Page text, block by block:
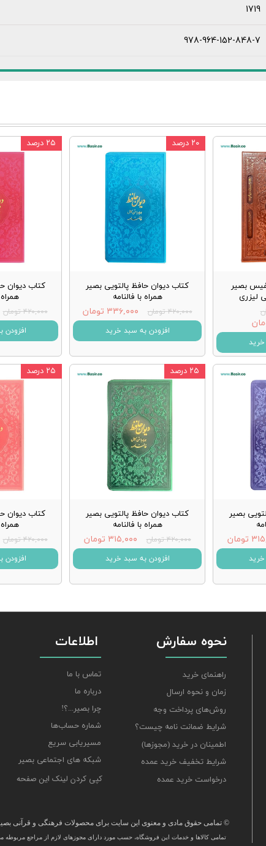
1719
978-964-152-848-7
بصیر
لیزری
کتاب دیوان حافظ پالتویی بصیر
همراه با فالنامه
۴۲۰,۰۰۰ تومان ۳۳۶,۰۰۰ تومان
افزودن به سبد خرید
۲۰ درصد
کتاب دیوان
همراه
۴۲۰,۰۰۰ تومان
افزودن
۲۵ درصد
بصیر
تومان
کتاب دیوان حافظ پالتویی بصیر
همراه با فالنامه
۴۲۰,۰۰۰ تومان ۳۱۵,۰۰۰ تومان
افزودن به سبد خرید
۲۵ درصد
کتاب دیوان
همراه
۴۲۰,۰۰۰ تومان
افزودن
۲۵ درصد
نحوه سفارش
راهنمای خرید
زمان و نحوه ارسال
روش‌های پرداخت وجه
شرایط ضمانت نامه چیست؟
اطمینان در خرید (مجوزها)
شرایط تخفیف خرید عمده
درخواست خرید عمده
© تمامی حقوق مادی و معنوی این سایت برای محصولات فرهنگی و قرآنی
تمامی كالاها و خدمات این فروشگاه، حسب مورد دارای مجوزهای لازم از مراجع مربوطه
اطلاعات
تماس با ما
درباره ما
چرا بصیر...؟!
شماره حساب‌ها
مسیریابی سریع
شبکه های اجتماعی بصیر
کپی کردن لینک این صفحه